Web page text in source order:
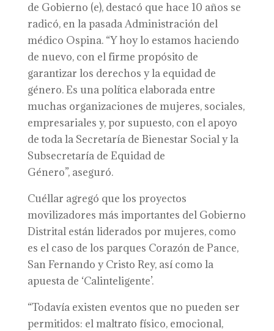
de Gobierno (e), destacó que hace 10 años se
radicó, en la pasada Administración del
médico Ospina. “Y hoy lo estamos haciendo
de nuevo, con el firme propósito de
garantizar los derechos y la equidad de
género. Es una política elaborada entre
muchas organizaciones de mujeres, sociales,
empresariales y, por supuesto, con el apoyo
de toda la Secretaría de Bienestar Social y la
Subsecretaría de Equidad de
Género”, aseguró.
Cuéllar agregó que los proyectos
movilizadores más importantes del Gobierno
Distrital están liderados por mujeres, como
es el caso de los parques Corazón de Pance,
San Fernando y Cristo Rey, así como la
apuesta de ‘Calinteligente’.
“Todavía existen eventos que no pueden ser
permitidos: el maltrato físico, emocional,